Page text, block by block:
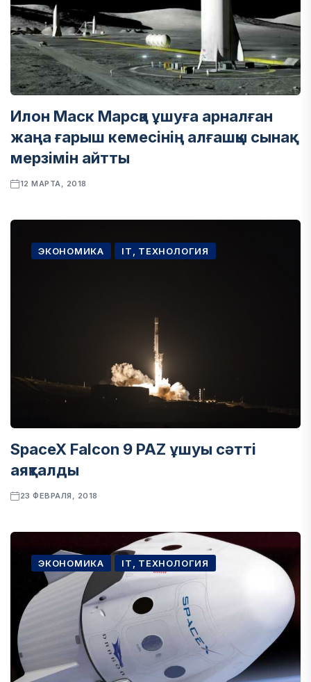
Илон Маск Марсқа ұшуға арналған
жаңа ғарыш кемесінің алғашқы сынақ
мерзімін айтты
12 МАРТА, 2018
ЭКОНОМИКА IT, ТЕХНОЛОГИЯ
SpaceX Falcon 9 PAZ ұшуы сәтті
аяқталды
23 ФЕВРАЛЯ, 2018
ЭКОНОМИКА IT, ТЕХНОЛОГИЯ